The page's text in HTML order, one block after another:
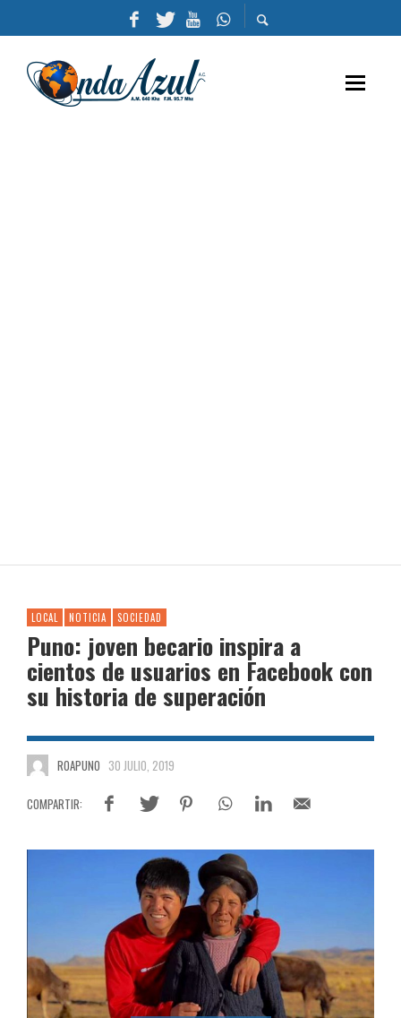
LOCAL NOTICIA SOCIEDAD
Puno: joven becario inspira a
cientos de usuarios en Facebook con
su historia de superación
ROAPUNO 30 JULIO, 2019